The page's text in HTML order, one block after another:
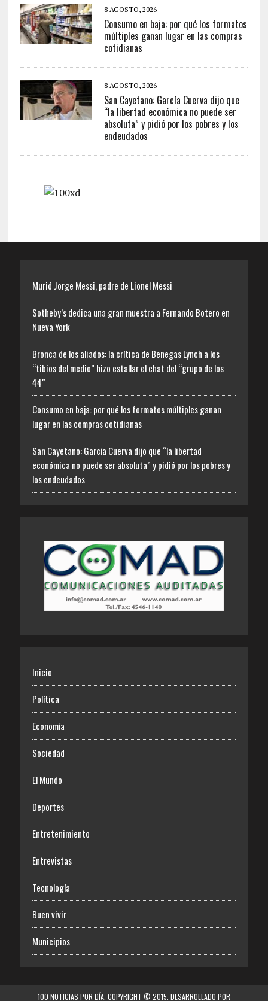
8 AGOSTO, 2026
Consumo en baja: por qué los formatos
múltiples ganan lugar en las compras
cotidianas
8 AGOSTO, 2026
San Cayetano: García Cuerva dijo que
“la libertad económica no puede ser
absoluta” y pidió por los pobres y los
endeudados
Murió Jorge Messi, padre de Lionel Messi
Sotheby’s dedica una gran muestra a Fernando Botero en
Nueva York
Bronca de los aliados: la crítica de Benegas Lynch a los
“tibios del medio” hizo estallar el chat del “grupo de los
44″
Consumo en baja: por qué los formatos múltiples ganan
lugar en las compras cotidianas
San Cayetano: García Cuerva dijo que “la libertad
económica no puede ser absoluta” y pidió por los pobres y
los endeudados
Inicio
Política
Economía
Sociedad
El Mundo
Deportes
Entretenimiento
Entrevistas
Tecnología
Buen vivir
Municipios
100 NOTICIAS POR DÍA. COPYRIGHT © 2015. DESARROLLADO POR